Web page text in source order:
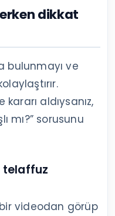
dikkat
bulunmayı ve
kararı aldıysanız,
mı?” sorusunu
telaffuz
videodan görüp